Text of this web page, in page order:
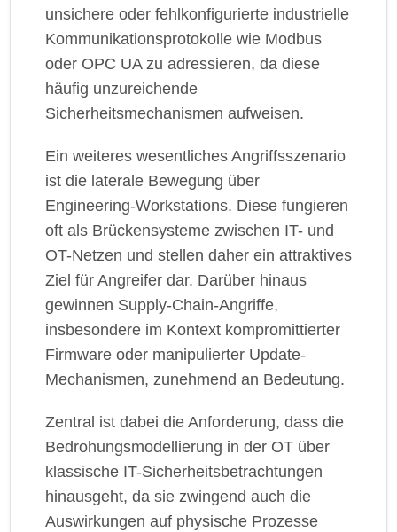
unsichere oder fehlkonfigurierte industrielle
Kommunikationsprotokolle wie Modbus
oder OPC UA zu adressieren, da diese
häufig unzureichende
Sicherheitsmechanismen aufweisen.
Ein weiteres wesentliches Angriffsszenario
ist die laterale Bewegung über
Engineering-Workstations. Diese fungieren
oft als Brückensysteme zwischen IT- und
OT-Netzen und stellen daher ein attraktives
Ziel für Angreifer dar. Darüber hinaus
gewinnen Supply-Chain-Angriffe,
insbesondere im Kontext kompromittierter
Firmware oder manipulierter Update-
Mechanismen, zunehmend an Bedeutung.
Zentral ist dabei die Anforderung, dass die
Bedrohungsmodellierung in der OT über
klassische IT-Sicherheitsbetrachtungen
hinausgeht, da sie zwingend auch die
Auswirkungen auf physische Prozesse